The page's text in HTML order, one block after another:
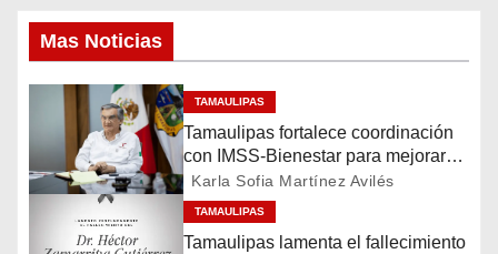
e
a
c
Mas Noticias
TAMAULIPAS
Tamaulipas fortalece coordinación
con IMSS-Bienestar para mejorar
servicios de salud
Karla Sofia Martínez Avilés
TAMAULIPAS
Tamaulipas lamenta el fallecimiento